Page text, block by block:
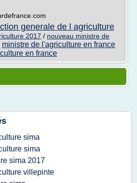
generale de l agriculture
2017 / nouveau ministre de
ministre de l'agriculture en france
en france
sima
sima
sima 2017
villepinte